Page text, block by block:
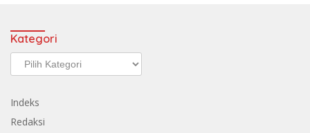
Kategori
Kategori
Indeks
Redaksi